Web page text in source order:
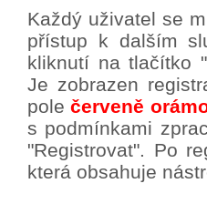
Každý uživatel se
přístup k dalším
kliknutí na tlačítko
Je zobrazen
polečerveně
s podmínkami
"Registrovat". Po
která obsahuje